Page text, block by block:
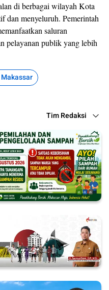
di berbagai wilayah Kota
dan menyeluruh. Pemerintah
saluran
pelayanan publik yang lebih
Tim Redaksi